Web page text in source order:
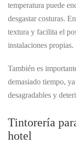
temperatura puede
desgastar costuras.
textura y facilita el
instalaciones propias.
También es
demasiado tiempo,
desagradables y
Tintorería
hotel